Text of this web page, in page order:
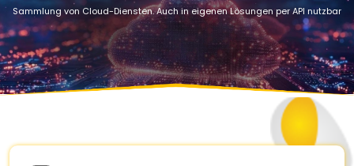
Sammlung von Cloud-Diensten. Auch in eigenen Lösungen per API nutzbar